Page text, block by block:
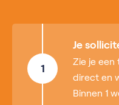
1
Je
Zie je een
direct en
Binnen 1